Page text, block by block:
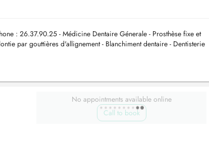
: 26.37.90.25 - Médicine Dentaire Génerale - Prosthèse fixe et
par gouttières d'allignement - Blanchiment dentaire - Dentisterie
No appointments available online
Call to book